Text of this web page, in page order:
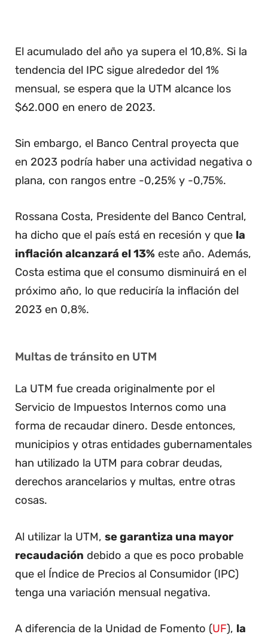
El acumulado del año ya supera el 10,8%. Si la
tendencia del IPC sigue alrededor del 1%
mensual, se espera que la UTM alcance los
$62.000 en enero de 2023.
Sin embargo, el Banco Central proyecta que
en 2023 podría haber una actividad negativa o
plana, con rangos entre -0,25% y -0,75%.
Rossana Costa, Presidente del Banco Central,
ha dicho que el país está en recesión y que la
inflación alcanzará el 13% este año. Además,
Costa estima que el consumo disminuirá en el
próximo año, lo que reduciría la inflación del
2023 en 0,8%.
Multas de tránsito en UTM
La UTM fue creada originalmente por el
Servicio de Impuestos Internos como una
forma de recaudar dinero. Desde entonces,
municipios y otras entidades gubernamentales
han utilizado la UTM para cobrar deudas,
derechos arancelarios y multas, entre otras
cosas.
Al utilizar la UTM, se garantiza una mayor
recaudación debido a que es poco probable
que el Índice de Precios al Consumidor (IPC)
tenga una variación mensual negativa.
A diferencia de la Unidad de Fomento (UF), la